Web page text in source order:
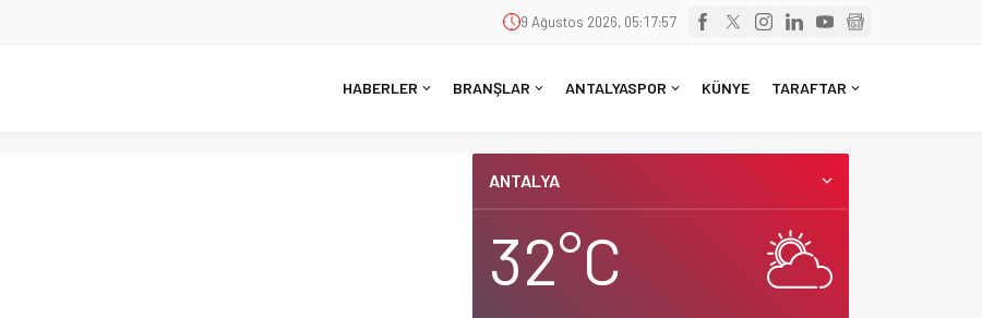
9 Ağustos 2026, 05:17:58
HABERLER BRANŞLAR ANTALYASPOR KÜNYE TARAFTAR
ANTALYA
32°C